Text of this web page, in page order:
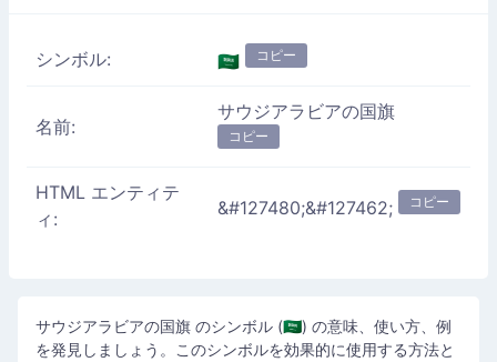
シンボル: 🇸🇦 コピー
名前:
サウジアラビアの国旗
コピー
HTML エンティテ
ィ:
&#127480;&#127462; コピー
サウジアラビアの国旗 のシンボル (🇸🇦) の意味、使い方、例
を発見しましょう。このシンボルを効果的に使用する方法と